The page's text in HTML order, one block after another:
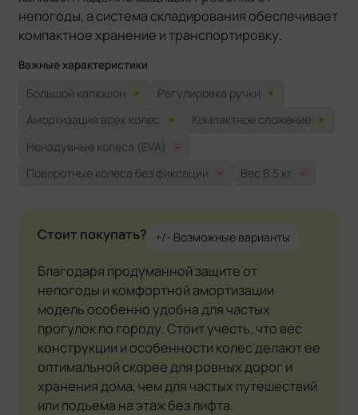
непогоды, а система складирования обеспечивает
компактное хранение и транспортировку.
Важные характеристики
Большой капюшон + Регулировка ручки +
Амортизация всех колес + Компактное сложение +
Ненадувные колеса (EVA)
-
Поворотные колеса без фиксации
- Вес 8.5 кг -
Стоит покупать? +/- Возможные варианты
Благодаря продуманной защите от
непогоды и комфортной амортизации
модель особенно удобна для частых
прогулок по городу. Стоит учесть, что вес
конструкции и особенности колес делают ее
оптимальной скорее для ровных дорог и
хранения дома, чем для частых путешествий
или подъема на этаж без лифта.